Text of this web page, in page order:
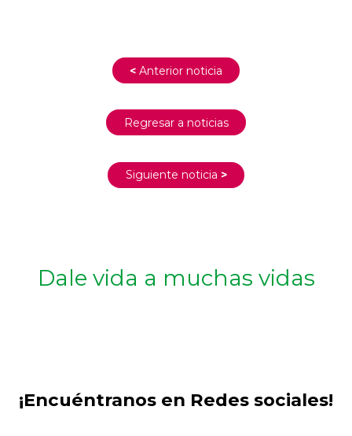
< Anterior noticia
Regresar a noticias
Siguiente noticia >
Dale vida a muchas vidas
¡Encuéntranos en Redes sociales!